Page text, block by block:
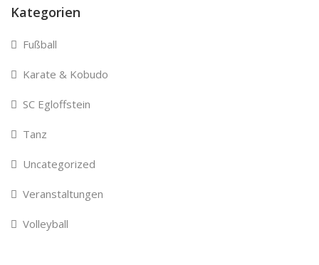
Kategorien
Fußball
Karate & Kobudo
SC Egloffstein
Tanz
Uncategorized
Veranstaltungen
Volleyball